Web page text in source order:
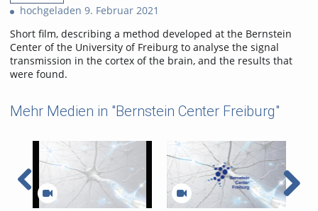
hochgeladen 9. Februar 2021
Short film, describing a method developed at the Bernstein
Center of the University of Freiburg to analyse the signal
transmission in the cortex of the brain, and the results that
were found.
Mehr Medien in "Bernstein Center Freiburg"